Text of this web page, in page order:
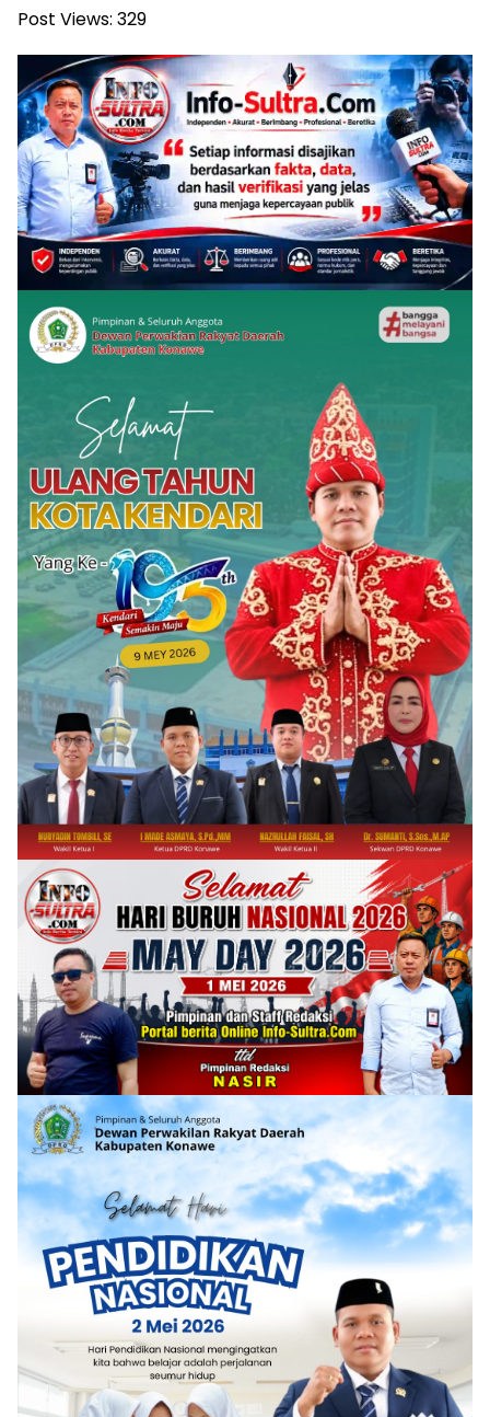
Post Views: 329